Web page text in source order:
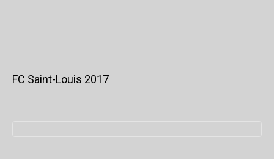
FC Saint-Louis 2017